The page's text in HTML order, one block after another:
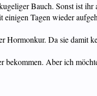
Bauch. Sonst ist
einigen Tagen wieder
Hormonkur. Da sie damit
Aber ich